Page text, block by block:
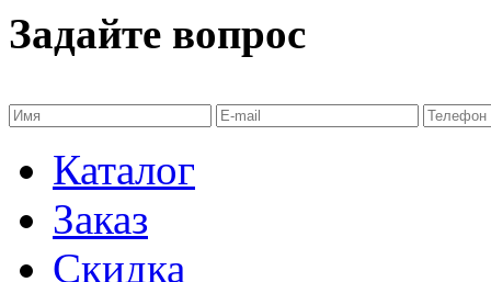
Задайте вопрос
Каталог
Заказ
Скидка